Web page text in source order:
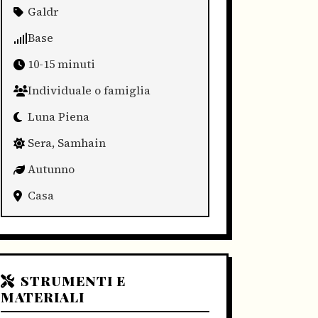
Galdr
Base
10-15 minuti
Individuale o famiglia
Luna Piena
Sera, Samhain
Autunno
Casa
STRUMENTI E
MATERIALI